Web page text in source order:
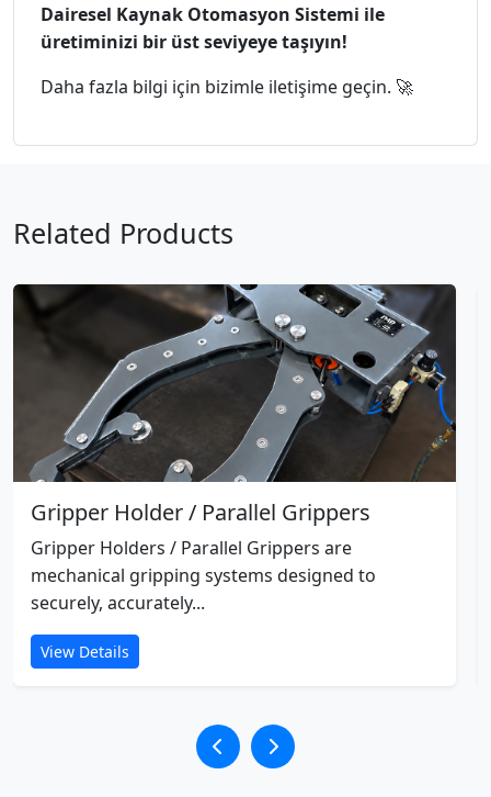
Dairesel Kaynak Otomasyon Sistemi ile
üretiminizi bir üst seviyeye taşıyın!
Daha fazla bilgi için bizimle iletişime geçin. 🚀
Related Products
Gripper Holder / Parallel Grippers
Gripper Holders / Parallel Grippers are
mechanical gripping systems designed to
securely, accurately...
View Details